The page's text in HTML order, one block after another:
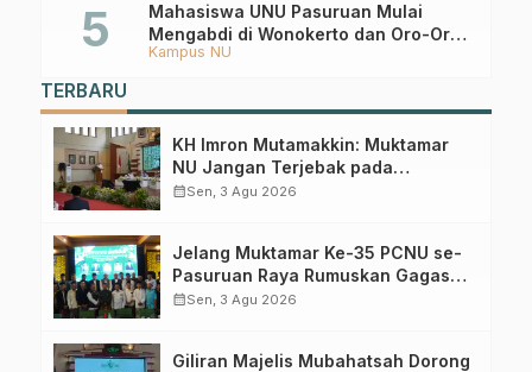
Kampus NU
Mahasiswa UNU Pasuruan Mulai
Mengabdi di Wonokerto dan Oro-Oro
Ombo Wetan Berikut Programnya
TERBARU
KH Imron Mutamakkin: Muktamar
NU Jangan Terjebak pada
Perebutan Kursi Ketua Umum
calendar_monthSen, 3 Agu 2026
Jelang Muktamar Ke-35 PCNU se-
Pasuruan Raya Rumuskan Gagasan
Transformasi Gerakan NU Menuju
calendar_monthSen, 3 Agu 2026
Giliran Majelis Mubahatsah Dorong